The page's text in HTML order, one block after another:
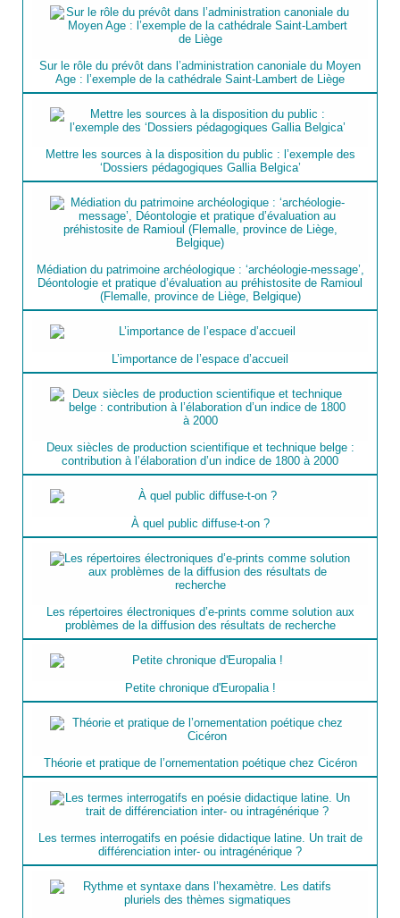
Sur le rôle du prévôt dans l’administration canoniale du Moyen
Age : l’exemple de la cathédrale Saint-Lambert de Liège
Mettre les sources à la disposition du public : l’exemple des
‘Dossiers pédagogiques Gallia Belgica’
Médiation du patrimoine archéologique : ‘archéologie-message’,
Déontologie et pratique d’évaluation au préhistosite de Ramioul
(Flemalle, province de Liège, Belgique)
L’importance de l’espace d’accueil
Deux siècles de production scientifique et technique belge :
contribution à l’élaboration d’un indice de 1800 à 2000
À quel public diffuse-t-on ?
Les répertoires électroniques d’e-prints comme solution aux
problèmes de la diffusion des résultats de recherche
Petite chronique d'Europalia !
Théorie et pratique de l’ornementation poétique chez Cicéron
Les termes interrogatifs en poésie didactique latine. Un trait de
différenciation inter- ou intragénérique ?